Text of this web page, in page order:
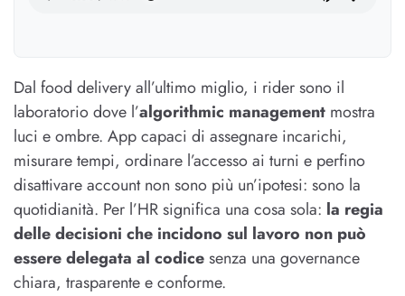
Dal food delivery all’ultimo miglio, i rider sono il
laboratorio dove l’algorithmic management mostra
luci e ombre. App capaci di assegnare incarichi,
misurare tempi, ordinare l’accesso ai turni e perfino
disattivare account non sono più un’ipotesi: sono la
quotidianità. Per l’HR significa una cosa sola: la regia
delle decisioni che incidono sul lavoro non può
essere delegata al codicesenza una governance
chiara, trasparente e conforme.